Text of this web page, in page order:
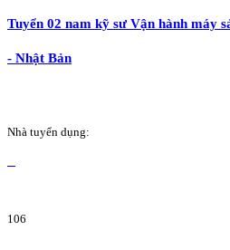
Tuyển 02 nam kỹ sư Vận hành máy
- Nhật Bản
Nhà tuyển dụng:
106